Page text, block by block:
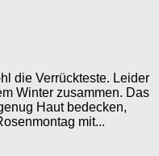
die Verrückteste. Leider
Winter zusammen. Das
Haut bedecken,
mit...